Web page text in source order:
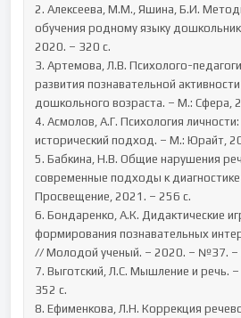
2. Алексеева, М.М., Яшина, Б.И.
обучения родному языку
2020. – 320 с.
3. Артемова, Л.В. Психолого-
развития познавательной
дошкольного возраста. – М.: Сфера,
4. Асмолов, А.Г. Психология
исторический подход. – М.: Юрайт,
5. Бабкина, Н.В. Общие нарушения
современные подходы к
Просвещение, 2021. – 256 с.
6. Бондаренко, А.К. Дидактические
формирования познавательных
// Молодой ученый. – 2020. – №37. –
7. Выготский, Л.С. Мышление и речь.
352 с.
8. Ефименкова, Л.Н. Коррекция